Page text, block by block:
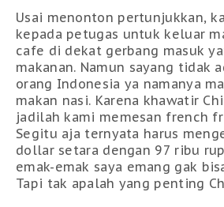
Usai menonton pertunjukkan,
kepada petugas untuk keluar
cafe di dekat gerbang masuk
makanan. Namun sayang tidak
orang Indonesia ya namanya
makan nasi. Karena khawatir
jadilah kami memesan french
Segitu aja ternyata harus
dollar setara dengan 97 ribu
emak-emak saya emang gak
Tapi tak apalah yang penting